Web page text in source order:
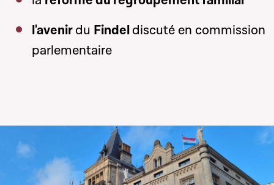
l'avenirdu Findeldiscuté en commission
parlementaire